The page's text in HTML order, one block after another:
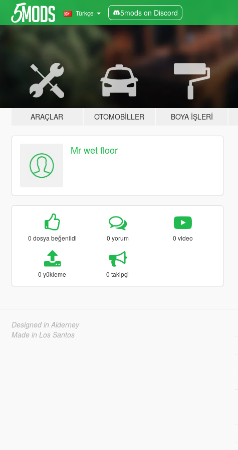
Türkçe 5mods on Discord
ARAÇLAR OTOMOBILLER BOYA İŞLERI
Mr wet floor
0 dosya beğenildi 0 yorum 0 video
0 yükleme 0 takipçi
Designed in Alderney
Made in Los Santos